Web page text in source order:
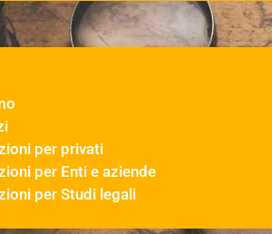
per privati
per Enti e aziende
per Studi legali